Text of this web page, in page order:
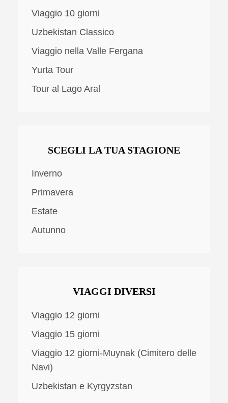
Viaggio 10 giorni
Uzbekistan Classico
Viaggio nella Valle Fergana
Yurta Tour
Tour al Lago Aral
SCEGLI LA TUA STAGIONE
Inverno
Primavera
Estate
Autunno
VIAGGI DIVERSI
Viaggio 12 giorni
Viaggio 15 giorni
Viaggio 12 giorni-Muynak (Cimitero delle
Navi)
Uzbekistan e Kyrgyzstan